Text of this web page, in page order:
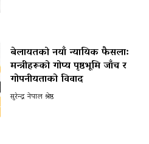
बेलायतको नयाँ न्यायिक फैसला:
मन्त्रीहरूको गोप्य पृष्ठभूमि जाँच र
गोपनीयताको विवाद
सुरेन्द्र नेपाल श्रेष्ठ